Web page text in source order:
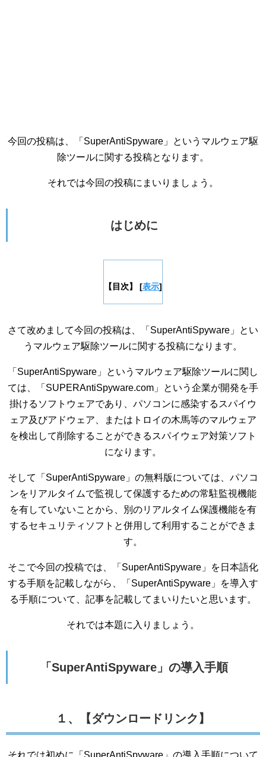
今回の投稿は、「SuperAntiSpyware」というマルウェア駆
除ツールに関する投稿となります。
それでは今回の投稿にまいりましょう。
はじめに
【目次】 [表示]
さて改めまして今回の投稿は、「SuperAntiSpyware」とい
うマルウェア駆除ツールに関する投稿になります。
「SuperAntiSpyware」というマルウェア駆除ツールに関し
ては、「SUPERAntiSpyware.com」という企業が開発を手
掛けるソフトウェアであり、パソコンに感染するスパイウ
ェア及びアドウェア、またはトロイの木馬等のマルウェア
を検出して削除することができるスパイウェア対策ソフト
になります。
そして「SuperAntiSpyware」の無料版については、パソコ
ンをリアルタイムで監視して保護するための常駐監視機能
を有していないことから、別のリアルタイム保護機能を有
するセキュリティソフトと併用して利用することができま
す。
そこで今回の投稿では、「SuperAntiSpyware」を日本語化
する手順を記載しながら、「SuperAntiSpyware」を導入す
る手順について、記事を記載してまいりたいと思います。
それでは本題に入りましょう。
「SuperAntiSpyware」の導入手順
１、【ダウンロードリンク】
それでは初めに「SuperAntiSpyware」の導入手順について